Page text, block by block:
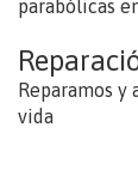
parabólicas
Reparamos y
vida